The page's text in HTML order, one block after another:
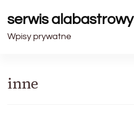
serwis alabastrowy
Wpisy prywatne
inne